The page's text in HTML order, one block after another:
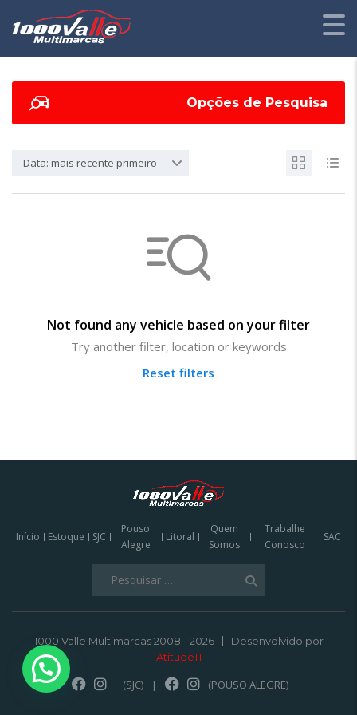
Opções de Pesquisa
Data: mais recente primeiro
Not found any vehicle based on your filter
Try another filter, location or keywords
Reset filters
Início Estoque SJC
Pouso
Alegre
Litoral
Quem
Somos
Trabalhe
Conosco
SAC
1000 Valle Multimarcas 2008 - 2026
Desenvolvido por
AtitudeTI
(SJC) | (POUSO ALEGRE)